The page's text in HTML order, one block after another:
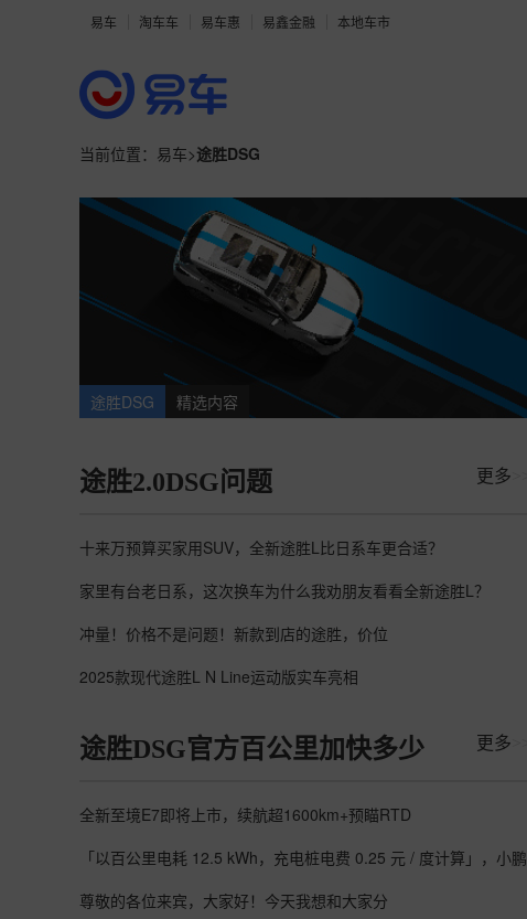
易车 淘车车 易车惠 易鑫金融 本地车市
当前位置： 易车>途胜DSG
途胜DSG 精选内容
途胜2.0DSG问题 更多
十来万预算买家用SUV，全新途胜L比日系车更合适？
家里有台老日系，这次换车为什么我劝朋友看看全新途胜L？
冲量！价格不是问题！新款到店的途胜，价位
2025款现代途胜L N Line运动版实车亮相
途胜DSG官方百公里加快多少 更多
全新至境E7即将上市，续航超1600km+预瞄RTD
「以百公里电耗 12.5 kWh，充电桩电费 0.25 元 / 度计算」，小鹏
尊敬的各位来宾，大家好！今天我想和大家分